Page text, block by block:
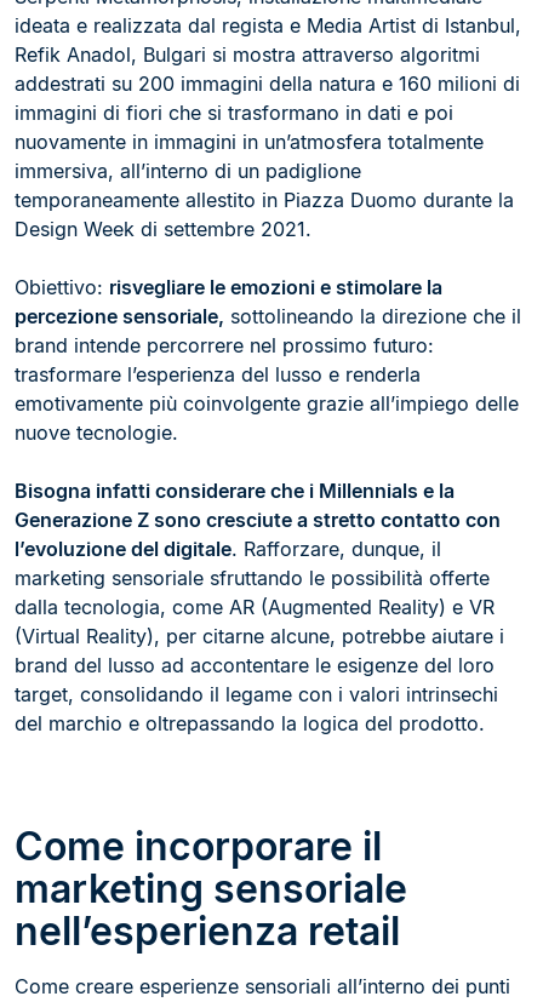
ideata e realizzata dal regista e Media Artist di Istanbul,
Refik Anadol, Bulgari si mostra attraverso algoritmi
addestrati su 200 immagini della natura e 160 milioni di
immagini di fiori che si trasformano in dati e poi
nuovamente in immagini in un’atmosfera totalmente
immersiva, all’interno di un padiglione
temporaneamente allestito in Piazza Duomo durante la
Design Week di settembre 2021.
Obiettivo: risvegliare le emozioni e stimolare la
percezione sensoriale, sottolineando la direzione che il
brand intende percorrere nel prossimo futuro:
trasformare l’esperienza del lusso e renderla
emotivamente più coinvolgente grazie all’impiego delle
nuove tecnologie.
Bisogna infatti considerare che i Millennials e la
Generazione Z sono cresciute a stretto contatto con
l’evoluzione del digitale. Rafforzare, dunque, il
marketing sensoriale sfruttando le possibilità offerte
dalla tecnologia, come AR (Augmented Reality) e VR
(Virtual Reality), per citarne alcune, potrebbe aiutare i
brand del lusso ad accontentare le esigenze del loro
target, consolidando il legame con i valori intrinsechi
del marchio e oltrepassando la logica del prodotto.
Come incorporare il
marketing sensoriale
nell’esperienza retail
Come creare esperienze sensoriali all’interno dei punti